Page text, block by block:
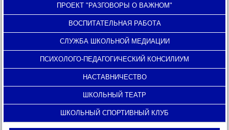
ПРОЕКТ "РАЗГОВОРЫ О ВАЖНОМ"
ВОСПИТАТЕЛЬНАЯ РАБОТА
СЛУЖБА ШКОЛЬНОЙ МЕДИАЦИИ
ПСИХОЛОГО-ПЕДАГОГИЧЕСКИЙ КОНСИЛИУМ
НАСТАВНИЧЕСТВО
ШКОЛЬНЫЙ ТЕАТР
ШКОЛЬНЫЙ СПОРТИВНЫЙ КЛУБ